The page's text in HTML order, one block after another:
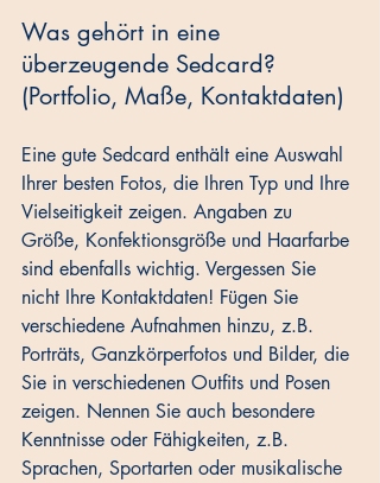
Was gehört in eine
überzeugende Sedcard?
(Portfolio, Maße, Kontaktdaten)
Eine gute Sedcard enthält eine Auswahl
Ihrer besten Fotos, die Ihren Typ und Ihre
Vielseitigkeit zeigen. Angaben zu
Größe, Konfektionsgröße und Haarfarbe
sind ebenfalls wichtig. Vergessen Sie
nicht Ihre Kontaktdaten! Fügen Sie
verschiedene Aufnahmen hinzu, z.B.
Porträts, Ganzkörperfotos und Bilder, die
Sie in verschiedenen Outfits und Posen
zeigen. Nennen Sie auch besondere
Kenntnisse oder Fähigkeiten, z.B.
Sprachen, Sportarten oder musikalische